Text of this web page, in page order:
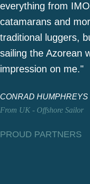
everything from
catamarans and
traditional luggers,
sailing the Azorean
impression on me."
CONRAD HUMPHREYS
From UK - Offshore Sailor
PROUD PARTNERS